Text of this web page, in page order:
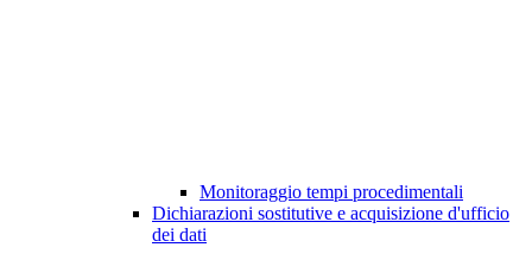
Monitoraggio tempi procedimentali
Dichiarazioni sostitutive e acquisizione d'ufficio
dei dati